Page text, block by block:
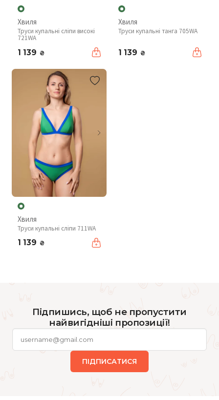
Хвиля
Труси купальні сліпи високі
721WA
1 139 ₴
Хвиля
Труси купальні танга 705WA
1 139 ₴
Хвиля
Труси купальні сліпи 711WA
1 139 ₴
Підпишись, щоб не пропустити
найвигідніші пропозиції!
ПІДПИСАТИСЯ